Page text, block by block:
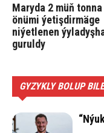
Maryda 2 müň
önümi ýetişdirmäge
niýetlenen
guruldy
GYZYKLY BOLUP